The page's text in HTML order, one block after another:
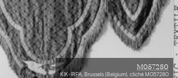
M057280
KIK-IRPA, Brussels (Belgium), cliché M057280